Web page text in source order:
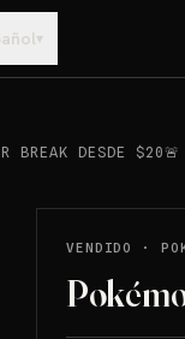
▾
BREAK DESDE
VENDIDO ·